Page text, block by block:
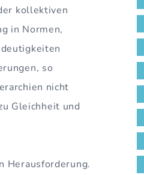
kollektiven
in Normen,
so
nicht
Gleichheit und
Herausforderung.